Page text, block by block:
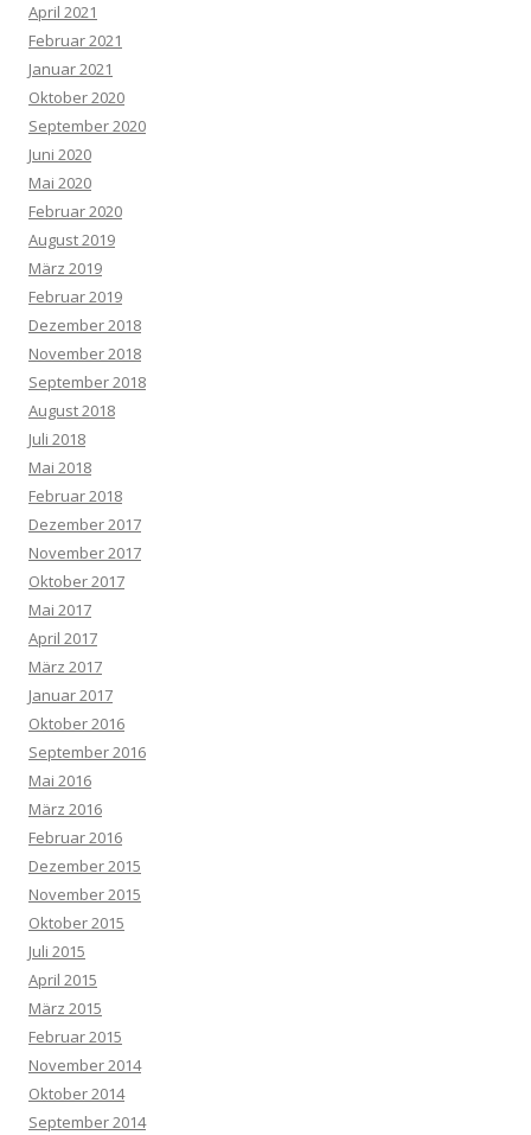
April 2021
Februar 2021
Januar 2021
Oktober 2020
September 2020
Juni 2020
Mai 2020
Februar 2020
August 2019
März 2019
Februar 2019
Dezember 2018
November 2018
September 2018
August 2018
Juli 2018
Mai 2018
Februar 2018
Dezember 2017
November 2017
Oktober 2017
Mai 2017
April 2017
März 2017
Januar 2017
Oktober 2016
September 2016
Mai 2016
März 2016
Februar 2016
Dezember 2015
November 2015
Oktober 2015
Juli 2015
April 2015
März 2015
Februar 2015
November 2014
Oktober 2014
September 2014